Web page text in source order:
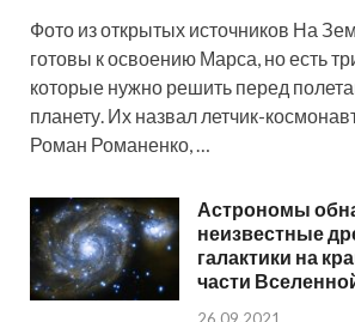
Фото из открытых источников На
готовы к освоению Марса, но есть
которые нужно решить перед
планету. Их назвал летчик-
Роман Романенко, …
Астрономы
неизвестные
галактики на
части